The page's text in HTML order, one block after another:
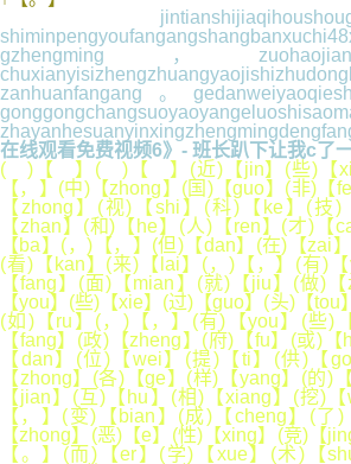
gzhengming，
zanhuanfangang。
在线观看免费视频6》- 班长趴下让我c了
( )【 】( )【 】(近)【jin】(些)【
【，】(中)【zhong】(国)【guo】(非)【
【zhong】(视)【shi】(科)【ke】(技
【zhan】(和)【he】(人)【ren】(才)【
【ba】(，)【，】(但)【dan】(在)【zai
(看)【kan】(来)【lai】(，)【，】(有)
【fang】(面)【mian】(就)【jiu】(做)
【you】(些)【xie】(过)【guo】(头)【tou
(如)【ru】(，)【，】(有)【you】(些)
【fang】(政)【zheng】(府)【fu】(或)
【dan】(位)【wei】(提)【ti】(供)【
【zhong】(各)【ge】(样)【yang】(的)
【jian】(互)【hu】(相)【xiang】(挖)
【，】(变)【bian】(成)【cheng】(
【zhong】(恶)【e】(性)【xing】(竞)【
【。】(而)【er】(学)【xue】(术)【